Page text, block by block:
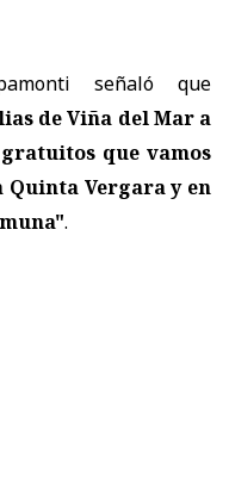
señaló que
de Viña del Mar a
que vamos
Quinta Vergara y en
.